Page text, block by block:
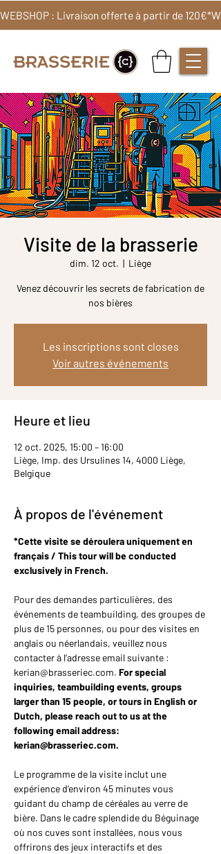
WEBSHOP : Livraison offerte à partir de 120€*
Visite de la brasserie
dim. 12 oct.
  |
Liège
Venez découvrir les secrets de fabrication de
nos bières
Les inscriptions sont closes
Voir autres événements
Heure et lieu
12 oct. 2025, 15:00 – 16:00
Liège, Imp. des Ursulines 14, 4000 Liège,
Belgique
À propos de l'événement
*Cette visite se déroulera uniquement en
français / This tour will be conducted
exclusively in French.
Pour des demandes particulières, des
événements de teambuilding, des groupes de
plus de 15 personnes, ou pour des visites en
anglais ou néerlandais, veuillez nous
contacter à l’adresse email suivante :
kerian@brasseriec.com. For special
inquiries, teambuilding events, groups
larger than 15 people, or tours in English or
Dutch, please reach out to us at the
following email address:
kerian@brasseriec.com.
Le programme de la visite inclut une
expérience d’environ 45 minutes vous
guidant du champ de céréales au verre de
bière. Dans le cadre splendide du Béguinage
où nos cuves sont installées, nous vous
offrirons des jeux interactifs et des